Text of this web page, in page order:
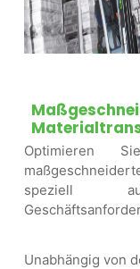
Optimieren
speziell
Unabhängig von